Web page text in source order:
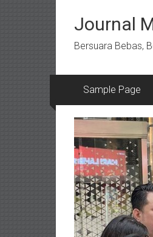
kontenJournal
Bersuara Bebas,
Sample Page